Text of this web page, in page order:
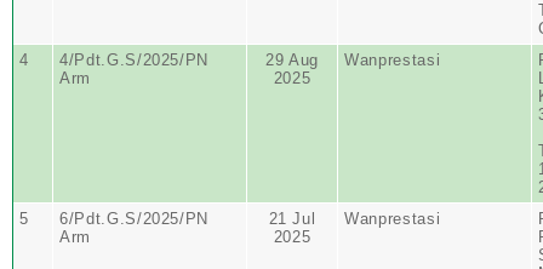
4
4/Pdt.G.S/2025/PN
Arm
29 Aug
2025
Wanprestasi
5
6/Pdt.G.S/2025/PN
Arm
21 Jul
2025
Wanprestasi